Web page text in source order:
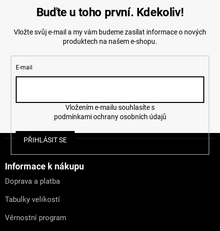
Buďte u toho první. Kdekoliv!
Vložte svůj e-mail a my vám budeme zasílat informace o nových
produktech na našem e-shopu.
E-mail
podmínkami ochrany osobních údajů
PŘIHLÁSIT SE
Informace k nákupu
Doprava a platba
Tabulky velikostí
Věrnostní program